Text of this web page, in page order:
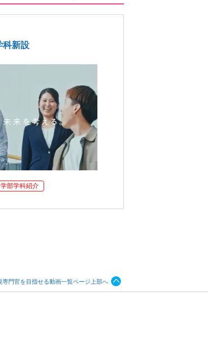
科新設
学部学科紹介
専門官を目指せる動画一覧ページ上部へ